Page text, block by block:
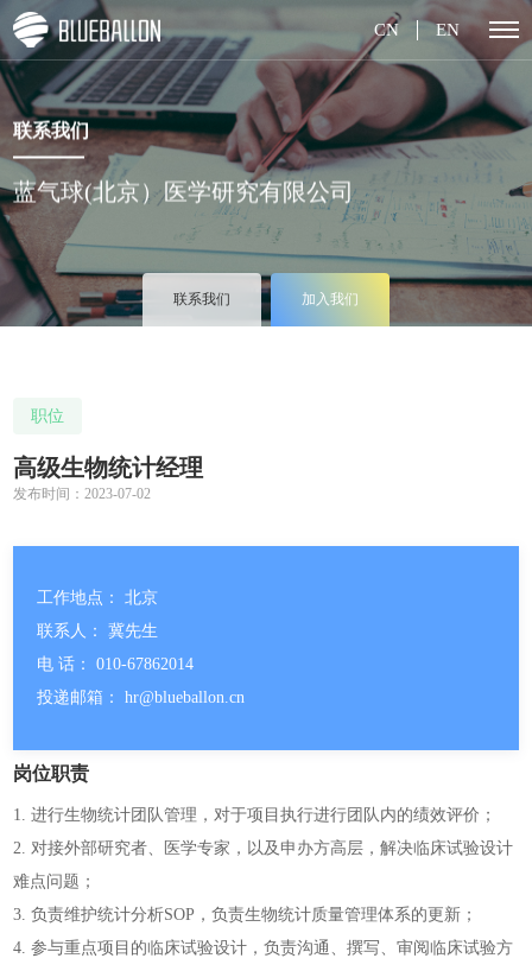
CN EN
联系我们
蓝气球(北京）医学研究有限公司
联系我们 加入我们
职位
高级生物统计经理
发布时间：2023-07-02
工作地点： 北京
联系人： 冀先生
电 话： 010-67862014
投递邮箱： hr@blueballon.cn
岗位职责
1. 进行生物统计团队管理，对于项目执行进行团队内的绩效评价；
2. 对接外部研究者、医学专家，以及申办方高层，解决临床试验设计
难点问题；
3. 负责维护统计分析SOP，负责生物统计质量管理体系的更新；
4. 参与重点项目的临床试验设计，负责沟通、撰写、审阅临床试验方